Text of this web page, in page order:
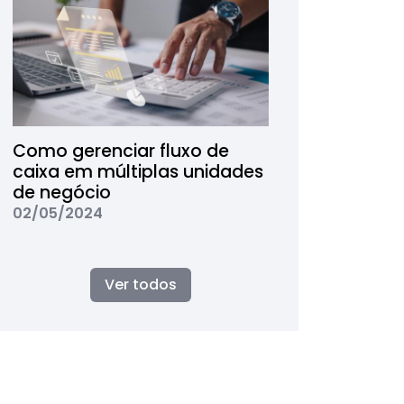
Como gerenciar fluxo de
caixa em múltiplas unidades
de negócio
02/05/2024
Ver todos